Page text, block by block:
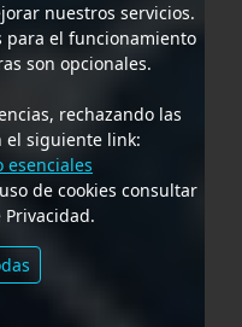
nuestros servicios.
para el funcionamiento
son opcionales.
rechazando las
el siguiente link:
esenciales
de cookies consultar